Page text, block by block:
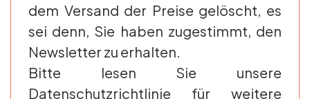
dem Versand der Preise gelöscht, es
sei denn, Sie haben zugestimmt, den
Newsletter zu erhalten.
Bitte lesen Sie unsere
Datenschutzrichtlinie für weitere